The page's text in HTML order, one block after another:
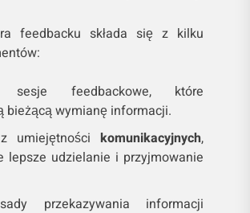
feedbacku składa się z kilku
sesje feedbackowe, które
bieżącą wymianę informacji.
umiejętnościkomunikacyjnych,
lepsze udzielanie i przyjmowanie
przekazywania informacji